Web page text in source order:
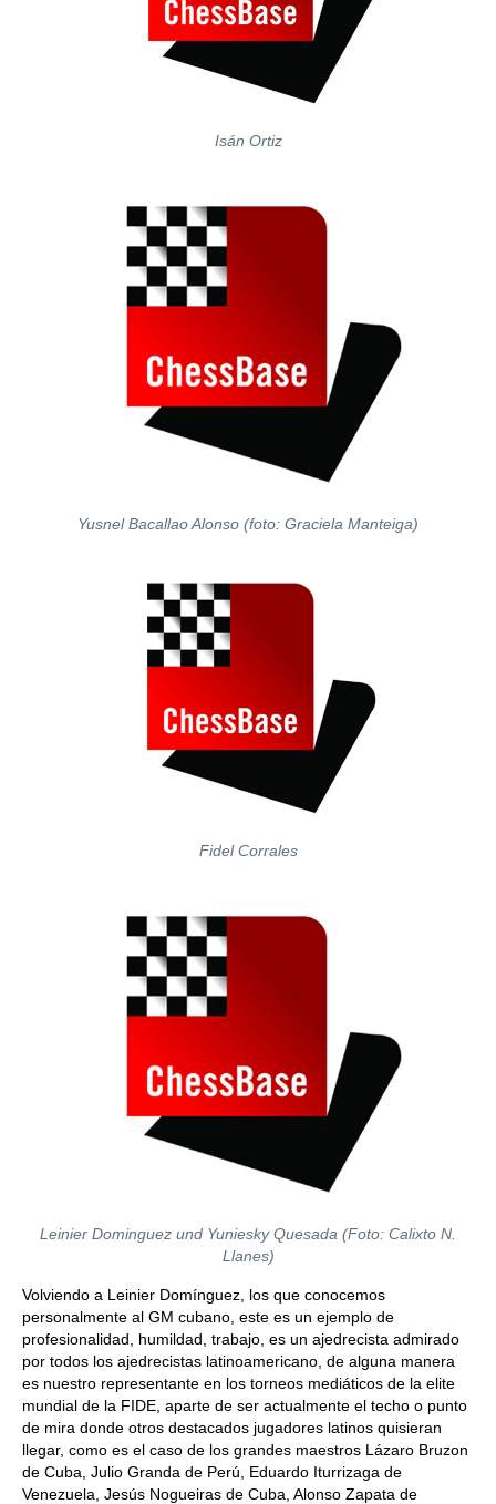
Isán Ortiz
Yusnel Bacallao Alonso (foto: Graciela Manteiga)
Fidel Corrales
Leinier Dominguez und Yuniesky Quesada (Foto: Calixto N.
Llanes)
Volviendo a Leinier Domínguez, los que conocemos
personalmente al GM cubano, este es un ejemplo de
profesionalidad, humildad, trabajo, es un ajedrecista admirado
por todos los ajedrecistas latinoamericano, de alguna manera
es nuestro representante en los torneos mediáticos de la elite
mundial de la FIDE, aparte de ser actualmente el techo o punto
de mira donde otros destacados jugadores latinos quisieran
llegar, como es el caso de los grandes maestros Lázaro Bruzon
de Cuba, Julio Granda de Perú, Eduardo Iturrizaga de
Venezuela, Jesús Nogueiras de Cuba, Alonso Zapata de